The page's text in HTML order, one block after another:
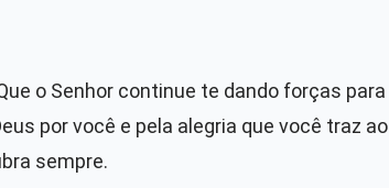
o Senhor continue te dando forças para
por você e pela alegria que você traz ao
sempre.